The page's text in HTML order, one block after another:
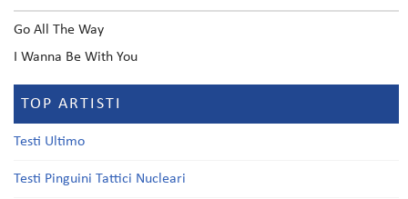
Go All The Way
I Wanna Be With You
TOP ARTISTI
Testi Ultimo
Testi Pinguini Tattici Nucleari